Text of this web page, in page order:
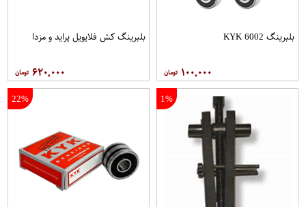
بلبرینگ 6002 KYK
۱۰۰,۰۰۰
بلبرینگ کش فلایویل پراید و مزدا
۶۲۰,۰۰۰
1%
22%